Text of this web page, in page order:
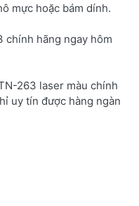
mực hoặc bám dính.
chính hãng ngay hôm
263 laser màu chính
uy tín được hàng ngàn